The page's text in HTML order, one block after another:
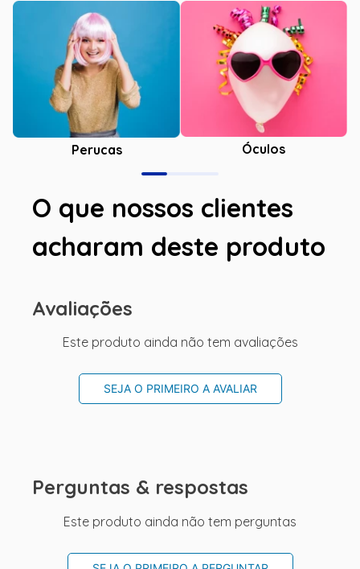
Perucas Óculos
O que nossos clientes
acharam deste produto
Avaliações
Este produto ainda não tem avaliações
SEJA O PRIMEIRO A AVALIAR
Perguntas & respostas
Este produto ainda não tem perguntas